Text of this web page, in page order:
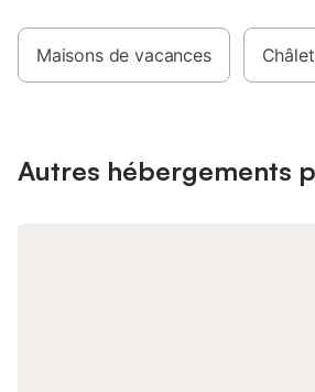
Maisons de vacances
Autres hébergements